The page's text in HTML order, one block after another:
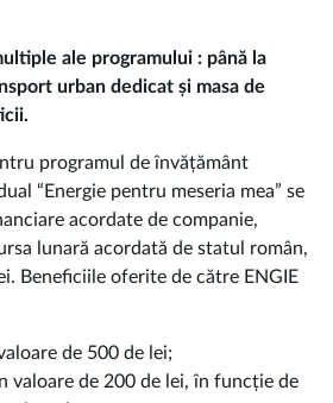
ale programului : până la
urban dedicat și masa de
programul de învățământ
“Energie pentru meseria mea” se
acordate de companie,
lunară acordată de statul român,
Beneficiile oferite de către ENGIE
de 500 de lei;
valoare de 200 de lei, în funcție de